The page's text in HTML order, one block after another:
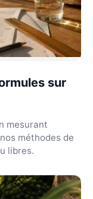
sur
mesurant
méthodes de
libres.